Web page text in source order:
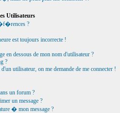
Utilisateurs
?
est toujours incorrecte !
en dessous de mon nom d'utilisateur ?
?
utilisateur, on me demande de me connecter !
un forum ?
un message ?
� mon message ?